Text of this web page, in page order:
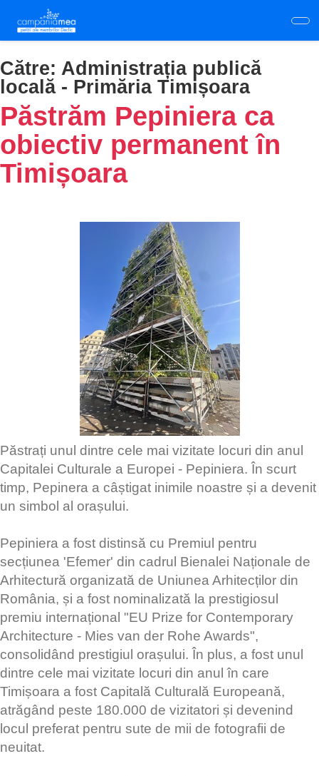
main
content
Către: Administrația publică
locală - Primăria Timișoara
Păstrăm Pepiniera ca
obiectiv permanent în
Timișoara
Păstrați unul dintre cele mai vizitate locuri din anul
Capitalei Culturale a Europei - Pepiniera. În scurt
timp, Pepinera a câștigat inimile noastre și a devenit
un simbol al orașului.
Pepiniera a fost distinsă cu Premiul pentru
secțiunea 'Efemer' din cadrul Bienalei Naționale de
Arhitectură organizată de Uniunea Arhitecților din
România, și a fost nominalizată la prestigiosul
premiu internațional "EU Prize for Contemporary
Architecture - Mies van der Rohe Awards",
consolidând prestigiul orașului. În plus, a fost unul
dintre cele mai vizitate locuri din anul în care
Timișoara a fost Capitală Culturală Europeană,
atrăgând peste 180.000 de vizitatori și devenind
locul preferat pentru sute de mii de fotografii de
neuitat.